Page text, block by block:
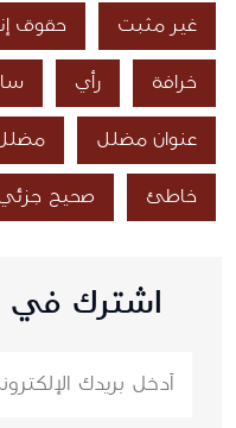
غير مثبت حقوق
خرافة رأي
عنوان مضلل
خاطئ صحيح
اشترك في